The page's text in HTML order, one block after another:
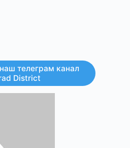
телеграм канал
District